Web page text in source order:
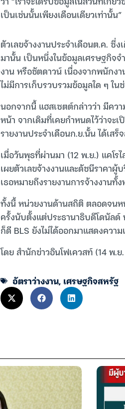
เป็นเช่นนั้นเพียงเดือนเดียวเท่านั้น”
ตัวเลขจ้างงานประจำเดือนต.ค. ซึ่
มานั้น เป็นหนึ่งในข้อมูลเศรษฐกิจจ
งาน หรือชัตดาวน์ เนื่องจากพนักง
ไม่มีการเก็บรวบรวมข้อมูลใด ๆ ใน
นอกจากนี้ แฮสเซตต์กล่าวว่า มีคว
หน้า จากเดิมที่เคยกำหนดไว้ว่าจะ
รายงานประจำเดือนก.ย.นั้น ได้เส
เมื่อวันพุธที่ผ่านมา (12 พ.ย.) แคโร
เผยตัวเลขจ้างงานและดัชนีราคาผู้
เธอหมายถึงรายงานการจ้างงาน
ทั้งนี้ หน่วยงานด้านสถิติ ตลอดจน
ครั้งนับตั้งแต่ประธานาธิบดีโดนัลด์
ก็ดี BLS ยังไม่ได้ออกมาแสดงควา
โดย สำนักข่าวอินโฟเควสท์ (14 พ.
อัตราว่างงาน, เศรษฐกิจสหรัฐ